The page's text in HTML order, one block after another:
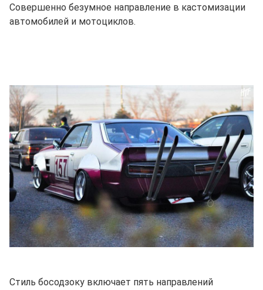
Совершенно безумное направление в кастомизации
автомобилей и мотоциклов.
Стиль босодзоку включает пять направлений